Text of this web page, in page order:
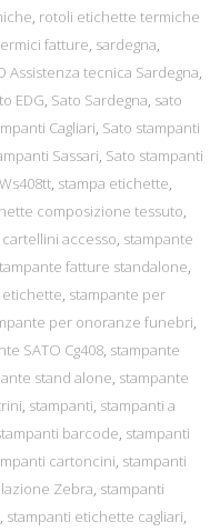
, rotoli etichette termiche
fatture, sardegna,
Assistenza tecnica Sardegna,
EDG, Sato Sardegna, sato
Cagliari, Sato stampanti
Sassari, Sato stampanti
, stampa etichette,
composizione tessuto,
accesso, stampante
fatture standalone,
, stampante per
per onoranze funebri,
SATO Cg408, stampante
stand alone, stampante
, stampanti, stampanti a
barcode, stampanti
cartoncini, stampanti
Zebra, stampanti
, stampanti etichette cagliari,